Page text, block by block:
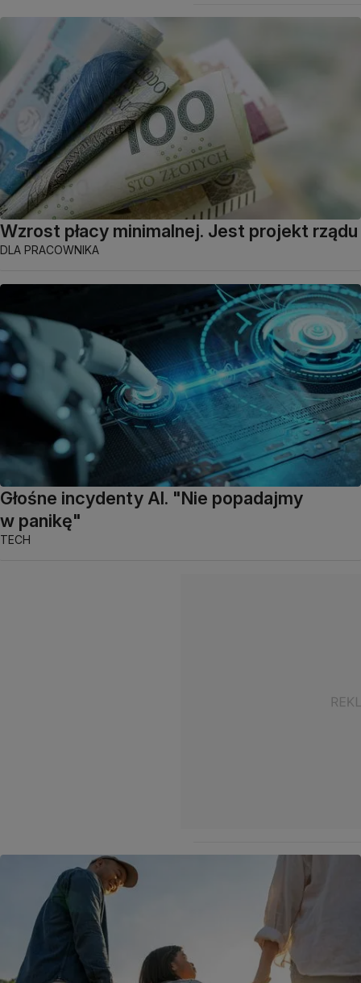
Wzrost płacy minimalnej. Jest projekt rządu
DLA PRACOWNIKA
Głośne incydenty AI. "Nie popadajmy
w panikę"
TECH